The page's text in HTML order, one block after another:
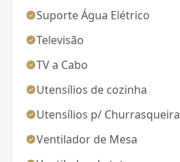
Suporte Água Elétrico
Televisão
TV a Cabo
Utensílios de cozinha
Utensílios p/ Churrasqueira
Ventilador de Mesa